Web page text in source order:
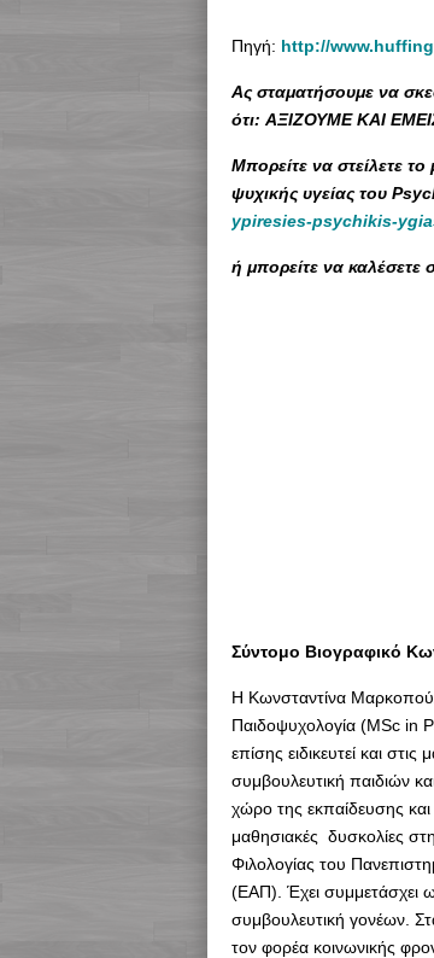
Πηγή: http://
Ας σταματήσουμε να
ότι: ΑΞΙΖΟΥΜΕ ΚΑΙ
Μπορείτε να στείλετε
ψυχικής υγείας του
ypiresies-psychikis-
ή μπορείτε να καλέσετε
Σύντομο Βιογραφικό
Η Κωνσταντίνα
Παιδοψυχολογία (MSc in
επίσης ειδικευτεί και
συμβουλευτική παιδιών
χώρο της εκπαίδευσης και
μαθησιακές δυσκολίες
Φιλολογίας του
(ΕΑΠ). Έχει συμμετάσχει ως
συμβουλευτική γονέων.
τον φορέα κοινωνικής